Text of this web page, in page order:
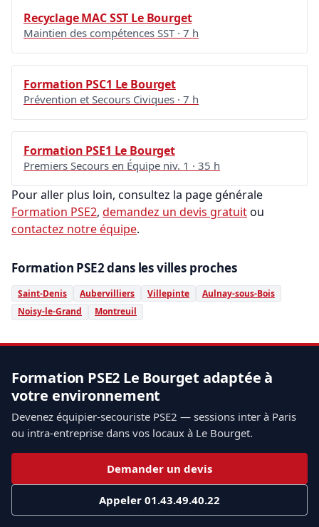
Recyclage MAC SST Le Bourget
Maintien des compétences SST · 7 h
Formation PSC1 Le Bourget
Prévention et Secours Civiques · 7 h
Formation PSE1 Le Bourget
Premiers Secours en Équipe niv. 1 · 35 h
Pour aller plus loin, consultez la page générale
Formation PSE2, demandez un devis gratuitou
contactez notre équipe.
Formation PSE2 dans les villes proches
Saint-Denis Aubervilliers Villepinte
Aulnay-sous-Bois
Noisy-le-Grand
Montreuil
Formation PSE2 Le Bourget adaptée à
votre environnement
Devenez équipier-secouriste PSE2 — sessions inter à Paris
ou intra-entreprise dans vos locaux à Le Bourget.
Demander un devis
Appeler 01.43.49.40.22